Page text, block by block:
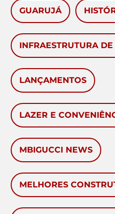
GUARUJÁ
INFRAESTRUTURA
LANÇAMENTOS
LAZER E
MBIGUCCI NEWS
MELHORES